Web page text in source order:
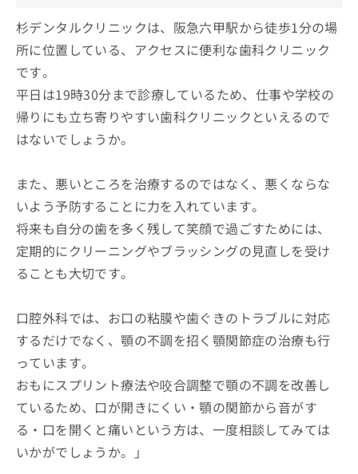
杉デンタルクリニックは、阪急六甲駅から徒歩1分の場
所に位置している、アクセスに便利な歯科クリニック
です。
平日は19時30分まで診療しているため、仕事や学校の
帰りにも立ち寄りやすい歯科クリニックといえるので
はないでしょうか。
また、悪いところを治療するのではなく、悪くならな
いよう予防することに力を入れています。
将来も自分の歯を多く残して笑顔で過ごすためには、
定期的にクリーニングやブラッシングの見直しを受け
ることも大切です。
口腔外科では、お口の粘膜や歯ぐきのトラブルに対応
するだけでなく、顎の不調を招く顎関節症の治療も行
っています。
おもにスプリント療法や咬合調整で顎の不調を改善し
ているため、口が開きにくい・顎の関節から音がす
る・口を開くと痛いという方は、一度相談してみては
いかがでしょうか。」